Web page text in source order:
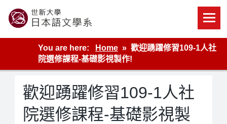
content
世新大學教學單位的網站
You are here:
Home
歡迎踴躍修習109-1人社
院選修課程-基礎影視製作!
歡迎踴躍修習109-1人社
院選修課程-基礎影視製